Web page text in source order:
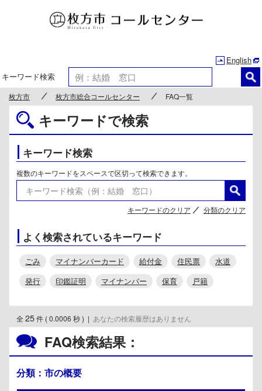
English
キーワード検索
枚方市 枚方市総合コールセンター FAQ一覧
キーワードで検索
キーワード検索
複数のキーワードをスペースで区切って検索できます。
キーワードのクリア 分類のクリア
よく検索されているキーワード
ごみ マイナンバーカード 給付金 住民票
水道
発行
印鑑証明 マイナンバー 保育 戸籍
FAQ検索結果：
分類：市の概要
全 25件 ( 0.0006 秒 ) | あなたの検索履歴はありません